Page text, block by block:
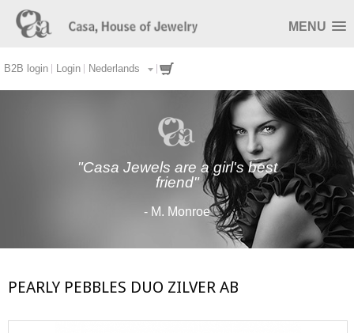
MENU
B2B login Login Nederlands
"Casa Jewels are a girl's best
friend"
- M. Monroe
PEARLY PEBBLES DUO ZILVER AB